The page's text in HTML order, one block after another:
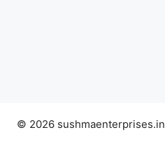
© 2026 sushmaenterprises.in